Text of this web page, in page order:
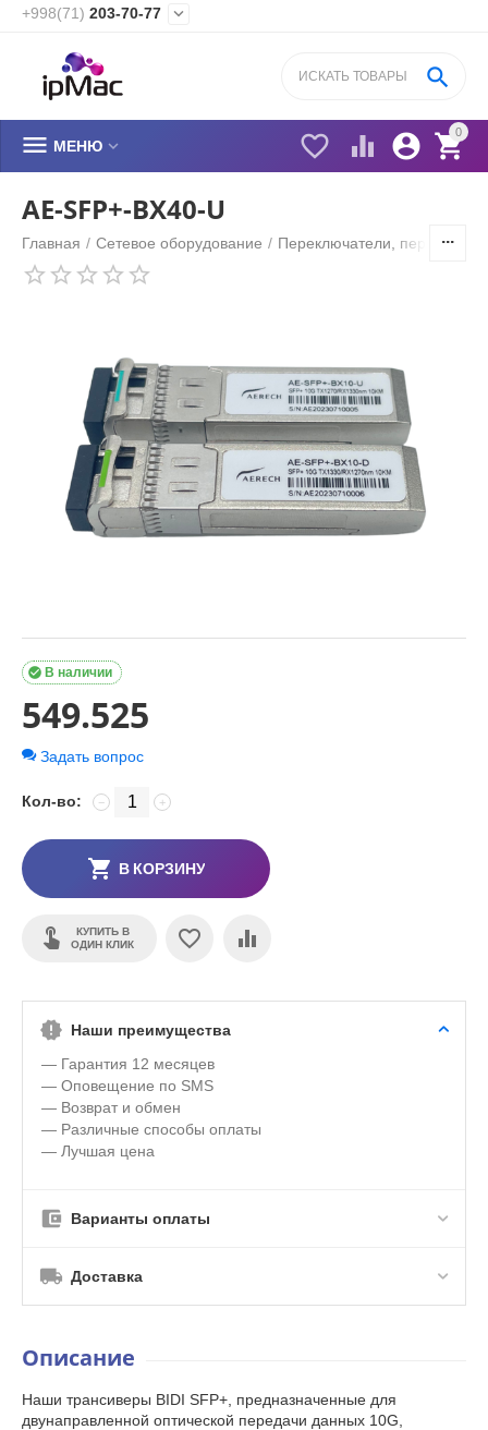
+998(71) 203-70-77 
0


 

 МЕНЮ 
AE-SFP+-BX40-U
Главная / Сетевое оборудование / Переключатели,
В наличии

549.525
Задать вопрос
Кол-во: +
−
В КОРЗИНУ
КУПИТЬ В
ОДИН КЛИК
Наши преимущества
— Гарантия 12 месяцев
— Оповещение по SMS
— Возврат и обмен
— Различные способы оплаты
— Лучшая цена
Варианты оплаты
Доставка
Описание
Наши трансиверы BIDI SFP+, предназначенные для
двунаправленной оптической передачи данных 10G,